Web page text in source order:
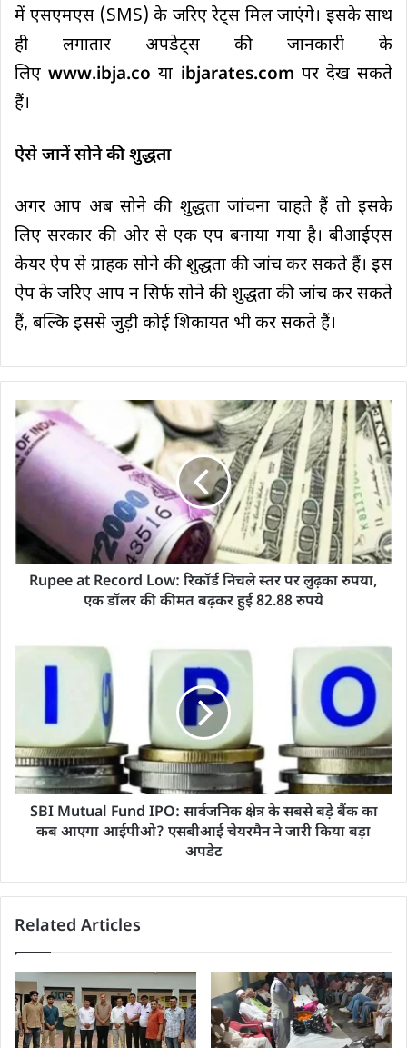
में एसएमएस (SMS) के जरिए रेट्स मिल जाएंगे। इसके साथ
ही लगातार अपडेट्स की जानकारी के
लिएwww.ibja.co या ibjarates.com पर देख सकते
हैं।
ऐसे जानें सोने की शुद्धता
अगर आप अब सोने की शुद्धता जांचना चाहते हैं तो इसके
लिए सरकार की ओर से एक एप बनाया गया है। बीआईएस
केयर ऐप से ग्राहक सोने की शुद्धता की जांच कर सकते हैं। इस
ऐप के जरिए आप न सिर्फ सोने की शुद्धता की जांच कर सकते
हैं, बल्कि इससे जुड़ी कोई शिकायत भी कर सकते हैं।
Rupee at Record Low: रिकॉर्ड निचले स्तर पर लुढ़का रुपया,
एक डॉलर की कीमत बढ़कर हुई 82.88 रुपये
SBI Mutual Fund IPO: सार्वजनिक क्षेत्र के सबसे बड़े बैंक का
कब आएगा आईपीओ? एसबीआई चेयरमैन ने जारी किया बड़ा
अपडेट
Related Articles